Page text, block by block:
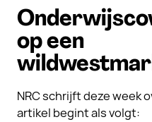
op een
NRC schrijft deze week
artikel begint als volgt: